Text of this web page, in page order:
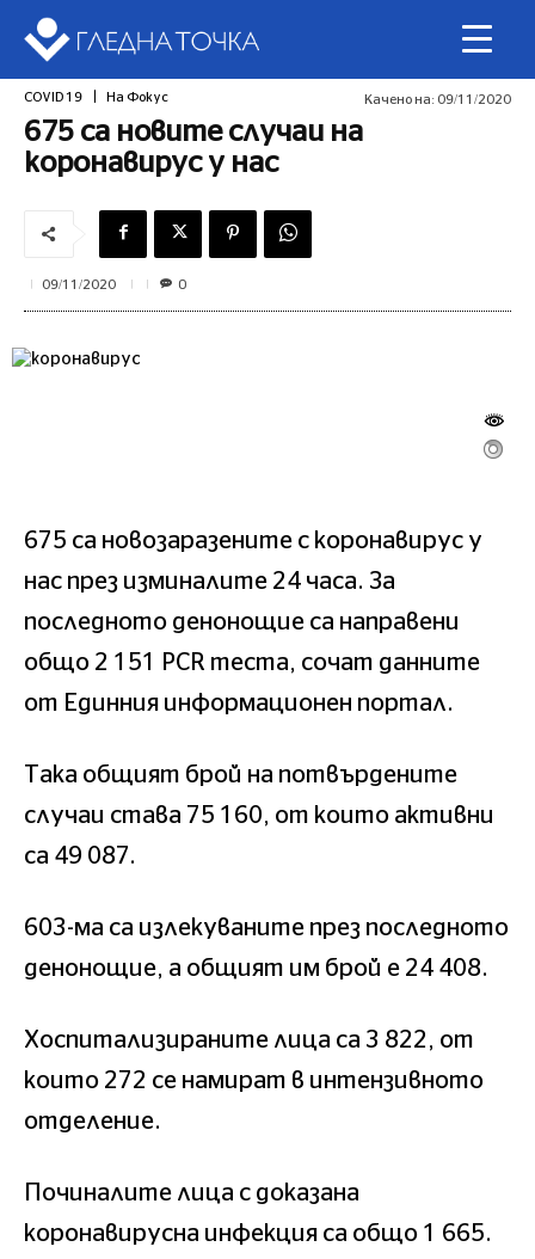
COVID 19 На Фокус Качено на:09/11/2020
675 са новите случаи на
коронавирус у нас
09/11/2020 0
675 са новозаразените с коронавирус у
нас през изминалите 24 часа. За
последното денонощие са направени
общо 2 151 PCR теста, сочат данните
от Единния информационен портал.
Така общият брой на потвърдените
случаи става 75 160, от които активни
са 49 087.
603-ма са излекуваните през последното
денонощие, а общият им брой е 24 408.
Хоспитализираните лица са 3 822, от
които 272 се намират в интензивното
отделение.
Починалите лица с доказана
коронавирусна инфекция са общо 1 665.